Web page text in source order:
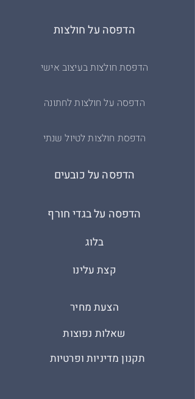
הדפסה על חולצות
הדפסת חולצות בעיצוב אישי
הדפסה על חולצות לחתונה
הדפסת חולצות לטיול שנתי
הדפסה על כובעים
הדפסה על בגדי חורף
קצת עלינו
בלוג
הצעת מחיר
שאלות נפוצות
תקנון מדיניות ופרטיות